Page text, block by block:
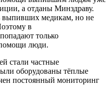
а отданы Минздраву.
выпивших медикам, но не
в
только
люди.
стали частные
оборудованы тёплые
постоянный мониторинг